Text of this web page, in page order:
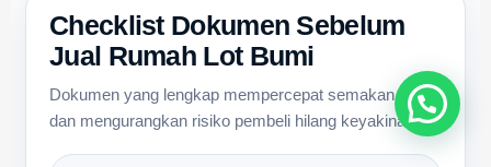
Checklist Dokumen Sebelum